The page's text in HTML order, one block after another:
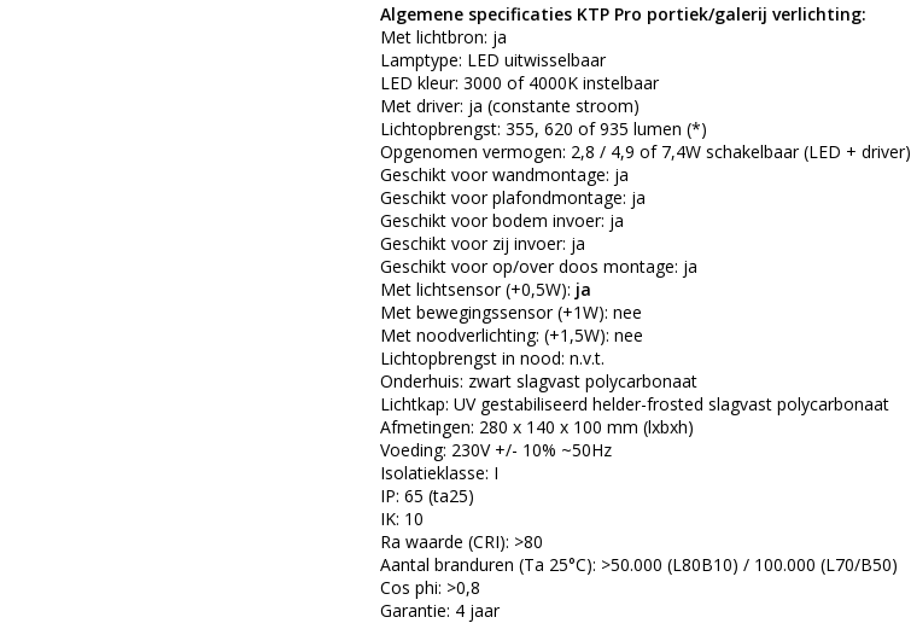
Algemene specificaties KTP Pro portiek/galerij verlichting:
Met lichtbron: ja
Lamptype: LED uitwisselbaar
LED kleur: 3000 of 4000K instelbaar
Met driver: ja (constante stroom)
Lichtopbrengst: 355, 620 of 935 lumen (*)
Opgenomen vermogen: 2,8 / 4,9 of 7,4W schakelbaar (LED + driver)
Geschikt voor wandmontage: ja
Geschikt voor plafondmontage: ja
Geschikt voor bodem invoer: ja
Geschikt voor zij invoer: ja
Geschikt voor op/over doos montage: ja
Met lichtsensor (+0,5W): ja
Met bewegingssensor (+1W): nee
Met noodverlichting: (+1,5W): nee
Lichtopbrengst in nood: n.v.t.
Onderhuis: zwart slagvast polycarbonaat
Lichtkap: UV gestabiliseerd helder-frosted slagvast polycarbonaat
Afmetingen: 280 x 140 x 100 mm (lxbxh)
Voeding: 230V +/- 10% ~50Hz
Isolatieklasse: I
IP: 65 (ta25)
IK: 10
Ra waarde (CRI): >80
Aantal branduren (Ta 25°C): >50.000 (L80B10) / 100.000 (L70/B50)
Cos phi: >0,8
Garantie: 4 jaar